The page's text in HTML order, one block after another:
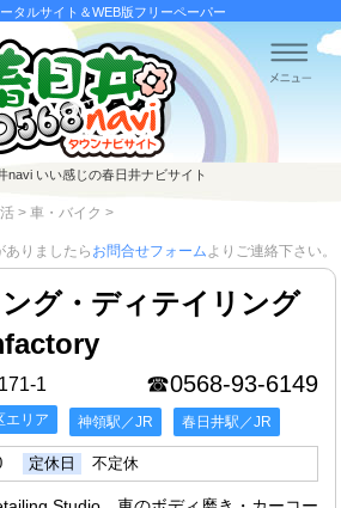
タルサイト＆WEB版フリーペーパー
naviいい感じの春日井ナビサイト
> 車・バイク >
ありましたら お問合せフォームよりご連絡下さい。
グ・ディテイリング
☎0568-93-6149
1
エリア 神領駅／JR 春日井駅／JR
定休日 不定休